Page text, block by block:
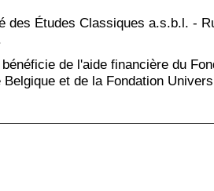
des Études Classiques a.s.b.l. -
de l'aide financière du
Belgique et de la Fondation